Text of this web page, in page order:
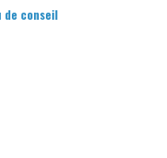
de conseil